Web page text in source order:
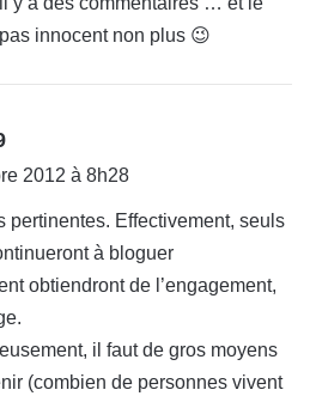
innocent non plus 😉
i
2012 à 8h28
pertinentes. Effectivement, seuls
à bloguer
obtiendront de l’engagement,
il faut de gros moyens
(combien de personnes vivent